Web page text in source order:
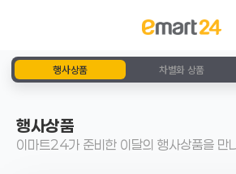
행사상품 차별화 상품
행사상품
이마트24가 준비한 이달의 행사상품을 만